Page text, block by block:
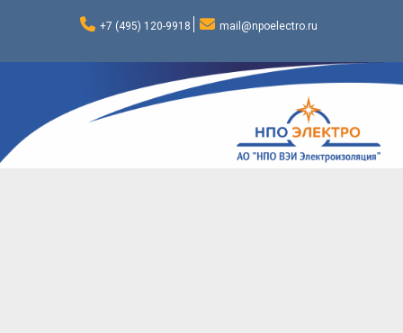
+7 (495) 120-9918 mail@npoelectro.ru